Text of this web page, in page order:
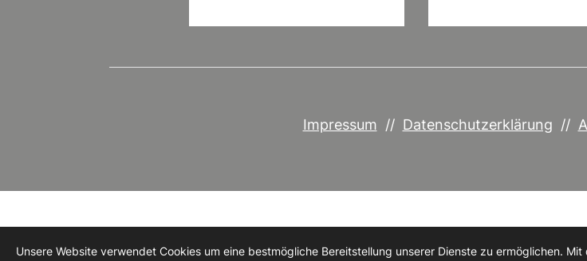
Impressum // Datenschutzerklärung //
© 2026 Tischlerei Albert
Unsere Website verwendet Cookies um eine bestmögliche Bereitstellung unserer Dienste zu ermöglichen.